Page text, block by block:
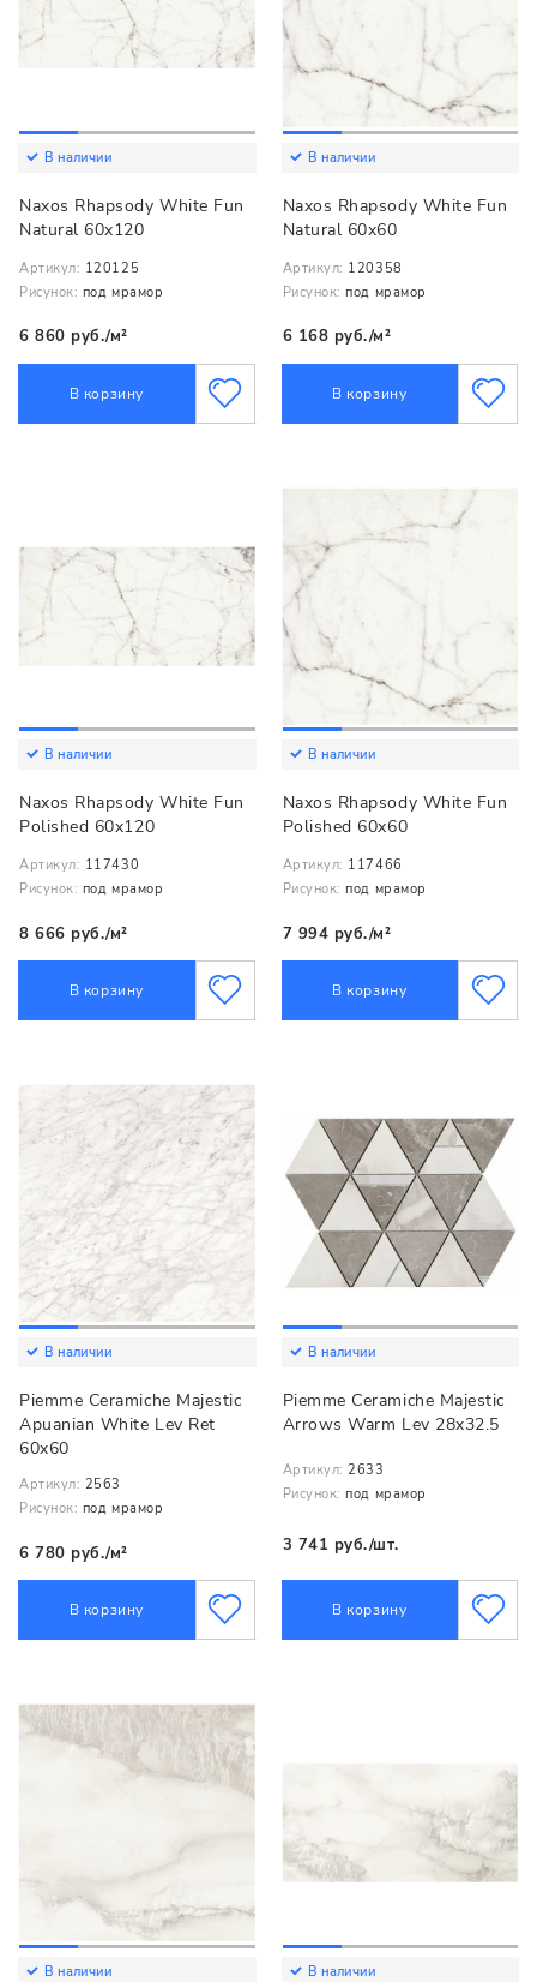
В наличии
Naxos Rhapsody White Fun
Natural 60x120
Артикул: 120125
Рисунок: под мрамор
6 860 руб./м²
В корзину
В наличии
Naxos Rhapsody White Fun
Natural 60x60
Артикул: 120358
Рисунок: под мрамор
6 168 руб./м²
В корзину
В наличии
Naxos Rhapsody White Fun
Polished 60x120
Артикул: 117430
Рисунок: под мрамор
8 666 руб./м²
В корзину
В наличии
Naxos Rhapsody White Fun
Polished 60x60
Артикул: 117466
Рисунок: под мрамор
7 994 руб./м²
В корзину
В наличии
Piemme Ceramiche Majestic
Apuanian White Lev Ret
60x60
Артикул: 2563
Рисунок: под мрамор
6 780 руб./м²
В корзину
В наличии
Piemme Ceramiche Majestic
Arrows Warm Lev 28x32.5
Артикул: 2633
Рисунок: под мрамор
3 741 руб./шт.
В корзину
В наличии В наличии